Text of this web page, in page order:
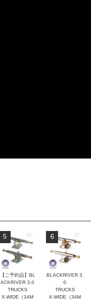
5
【ご予約品】BL
ACKRIVER 3.0
TRUCKS
X-WIDE（34M
6
BLACKRIVER 3.
0
TRUCKS
X-WIDE（34M